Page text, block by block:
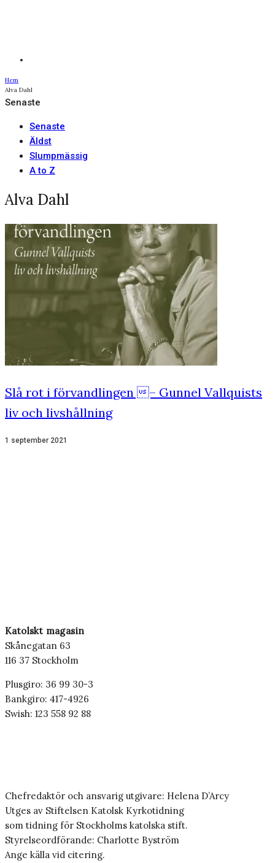
Hem
Alva Dahl
Senaste
Senaste
Äldst
Slumpmässig
A to Z
Alva Dahl
Slå rot i förvandlingen – Gunnel Vallquists
liv och livshållning
1 september 2021
Katolskt magasin
Skånegatan 63
116 37 Stockholm
Plusgiro: 36 99 30-3
Bankgiro: 417-4926
Swish: 123 558 92 88
Chefredaktör och ansvarig utgivare: Helena D’Arcy
Utges av Stiftelsen Katolsk Kyrkotidning
som tidning för Stockholms katolska stift.
Styrelseordförande: Charlotte Byström
Ange källa vid citering.